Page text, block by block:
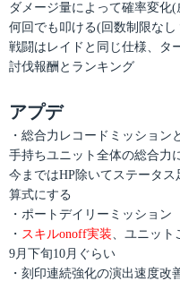
ダメージ量によって確率変化
何回でも叩ける(回数制限なし
戦闘はレイドと同じ仕様、タ
討伐報酬とランキング
アプデ
・総合力レコードミッション
手持ちユニット全体の総合力
今まではHP除いてステータ
算式にする
・ポートデイリーミッション
・ スキルonoff実装 、ユニッ
9月下旬10月ぐらい
・刻印連続強化の演出速度改